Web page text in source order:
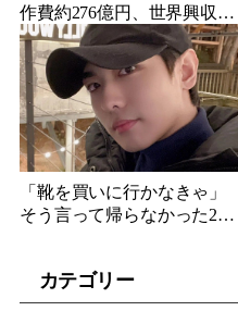
作費約276億円、世界興収
584億円のSF大作『オール・
ユー・ニード・イズ・キ
ル』がついに配信
「靴を買いに行かなきゃ」
そう言って帰らなかった24
り物”
カテゴリー